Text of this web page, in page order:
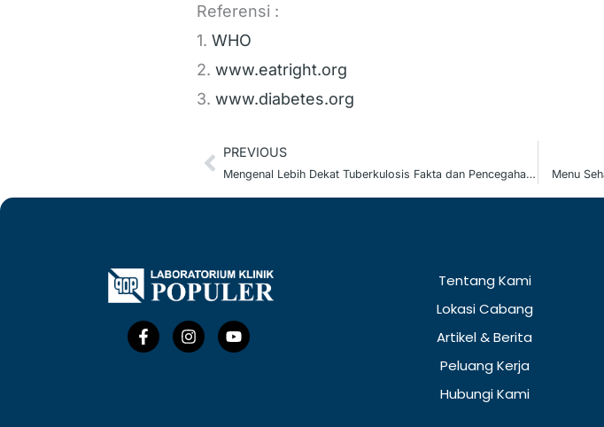
Referensi :
1. WHO
2. www.eatright.org
3. www.diabetes.org
Prev
PREVIOUS
Mengenal Lebih Dekat Tuberkulosis Fakta dan Pencegahannya Menu
F
a
I
n
Y
o
Tentang Kami
Lokasi Cabang
Artikel & Berita
Peluang Kerja
Hubungi Kami